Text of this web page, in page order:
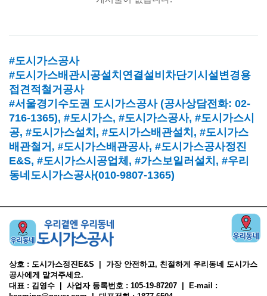
#도시가스공사
#도시가스배관시공설치연결설비차단기시설변경용
접견적철거공사
#서울경기수도권 도시가스공사 (공사상담전화: 02-
716-1365), #도시가스, #도시가스공사, #도시가스시
공, #도시가스설치 , #도시가스배관설치 , #도시가스
배관철거, #도시가스배관공사, #도시가스공사정진
E&S, #도시가스시공업체 , #가스보일러설치 , #우리
동네도시가스공사(010-9807-1365)
상호 : 도시가스정진E&S | 가장 안전하고, 친절하게 우리동네 도시가스
공사에게 맡겨주세요.
대표 : 김영수 | 사업자 등록번호 : 105-19-87207 | E-mail :